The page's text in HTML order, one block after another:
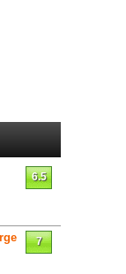
6.5
7